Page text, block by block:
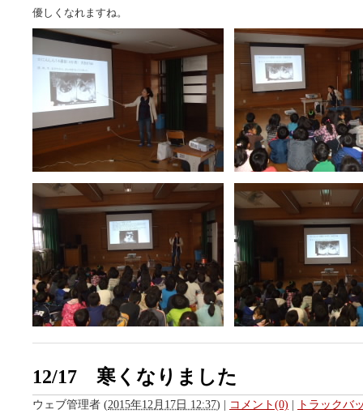
優しくなれますね。
12/17 寒くなりました
ウェブ管理者 (2015年12月17日 12:37) | コメント(0) | トラックバ